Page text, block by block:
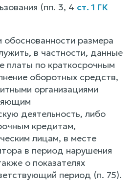
(пп. 3, 4 ст. 1 ГК
обоснованности размера
в частности, данные
платы по краткосрочным
оборотных средств,
организациями
деятельность, либо
кредитам,
лицам, в месте
в период нарушения
о показателях
период (п. 75).